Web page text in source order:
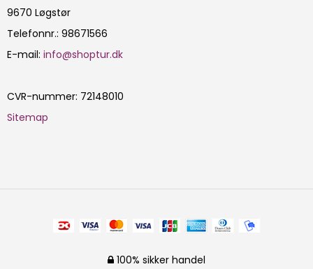
9670 Løgstør
Telefonnr.: 98671566
E-mail: info@shoptur.dk
CVR-nummer: 72148010
Sitemap
100% sikker handel